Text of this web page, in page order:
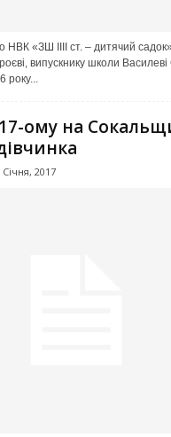
НВК «ЗШ ІІІІ ст. – дитячий
випускнику школи Василеві
року...
ому на
Січня, 2017